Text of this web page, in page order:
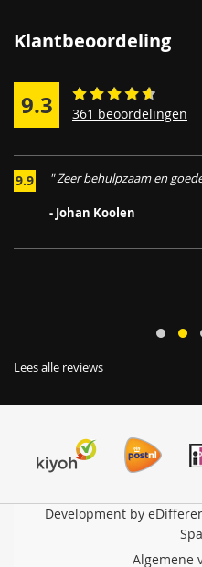
Klantbeoordeling
9.3 361 beoordelingen
9.9 " Zeer behulpzaam en
- Johan Koolen
Lees alle reviews
Development by
Algemene